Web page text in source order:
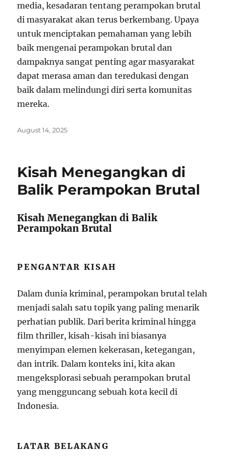
media, kesadaran tentang perampokan brutal
di masyarakat akan terus berkembang. Upaya
untuk menciptakan pemahaman yang lebih
baik mengenai perampokan brutal dan
dampaknya sangat penting agar masyarakat
dapat merasa aman dan teredukasi dengan
baik dalam melindungi diri serta komunitas
mereka.
Posted
August 14, 2025
Kisah Menegangkan di
Balik Perampokan Brutal
Kisah Menegangkan di Balik
Perampokan Brutal
PENGANTAR KISAH
Dalam dunia kriminal, perampokan brutal telah
menjadi salah satu topik yang paling menarik
perhatian publik. Dari berita kriminal hingga
film thriller, kisah-kisah ini biasanya
menyimpan elemen kekerasan, ketegangan,
dan intrik. Dalam konteks ini, kita akan
mengeksplorasi sebuah perampokan brutal
yang mengguncang sebuah kota kecil di
Indonesia.
LATAR BELAKANG